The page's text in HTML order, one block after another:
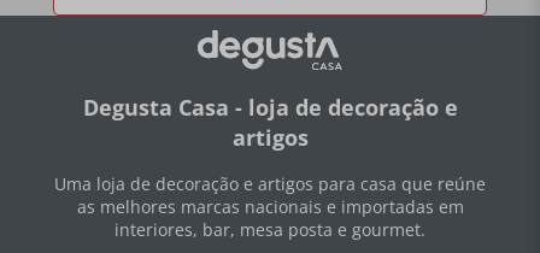
Degusta Casa - loja de decoração e
artigos
Uma loja de decoração e artigos para casa que reúne
as melhores marcas nacionais e importadas em
interiores, bar, mesa posta e gourmet.